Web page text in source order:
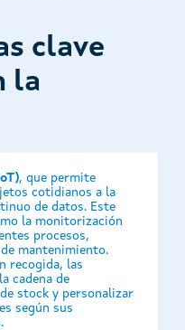
clave
la
, que permite
cotidianos a la
de datos. Este
la monitorización
procesos,
mantenimiento.
recogida, las
cadena de
stock y personalizar
según sus